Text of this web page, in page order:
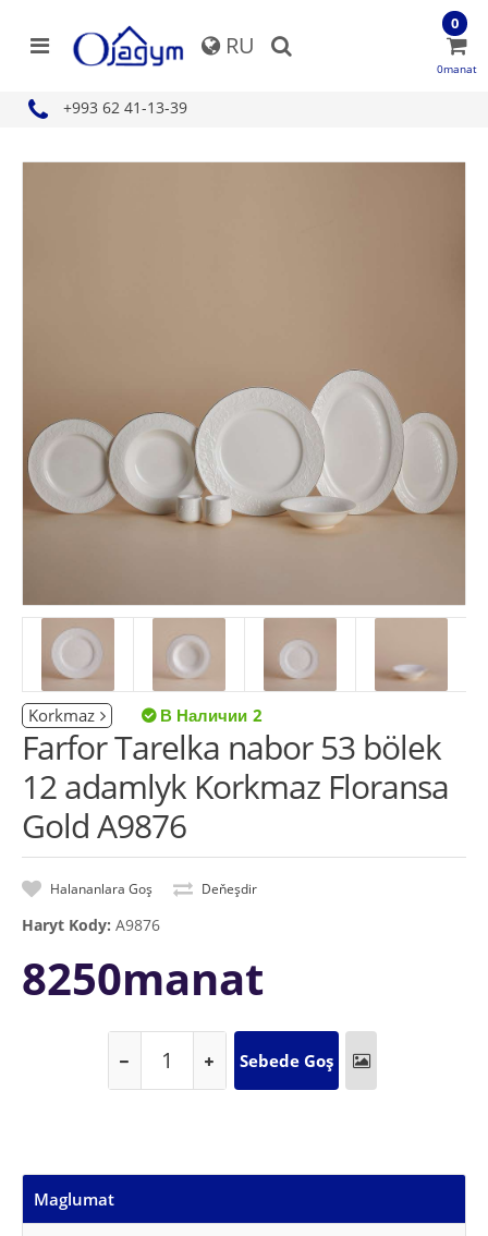
RU
+993 62 41-13-39
0
0manat
Korkmaz 2
Farfor Tarelka nabor 53 bölek
12 adamlyk Korkmaz Floransa
Gold A9876
Halananlara Goş Deňeşdir
Haryt Kody: A9876
8250manat
Maglumat